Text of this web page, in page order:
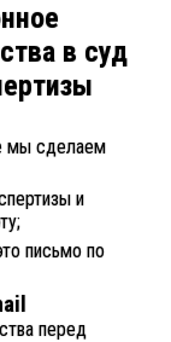
в суд
мы сделаем
и
письмо по
перед